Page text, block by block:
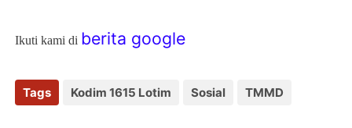
Ikuti kami di berita google
Tags Kodim 1615 Lotim Sosial TMMD